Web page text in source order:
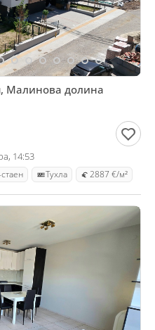
Малинова долина
14:53
Тухла 2887 €/м²